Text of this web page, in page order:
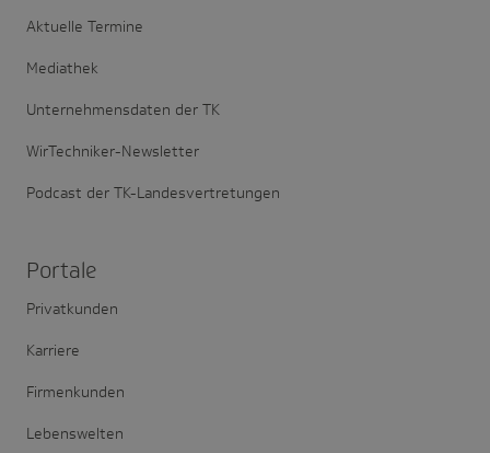
Aktuelle Termine
Mediathek
Unternehmensdaten der TK
WirTechniker-Newsletter
Podcast der TK-Landesvertretungen
Portale
Privatkunden
Karriere
Firmenkunden
Lebenswelten